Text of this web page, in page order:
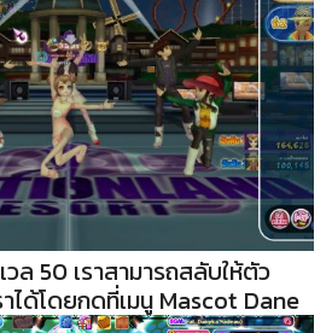
วล 50 เราสามารถสลับให้ตัว
ได้โดยกดที่เมนู Mascot Dane